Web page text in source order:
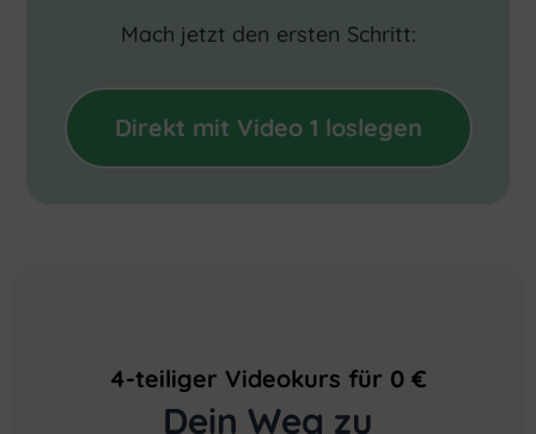
Mach jetzt den ersten Schritt:
Direkt mit Video 1 loslegen
4-teiliger Videokurs für 0 €
Dein Weg zu